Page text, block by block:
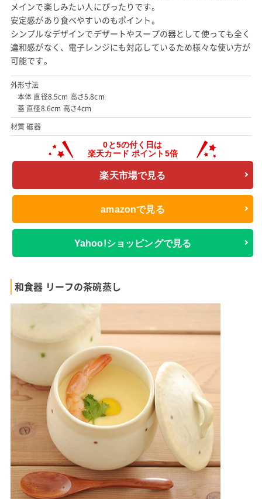
メインで楽しみたい人にぴったりです。
安定感があり食べやすいのもポイント。
シンプルなデザインでデザートやスープの器として使っても全く
違和感がなく、電子レンジにも対応しているため様々な使い方が
可能です。
外形寸法
本体 直径8.5cm 高さ5.8cm
蓋 直径8.6cm 高さ4cm
材質 磁器
楽天市場で見る
amazonで見る
Yahoo!ショッピングで見る
和食器 リーフの茶碗蒸し